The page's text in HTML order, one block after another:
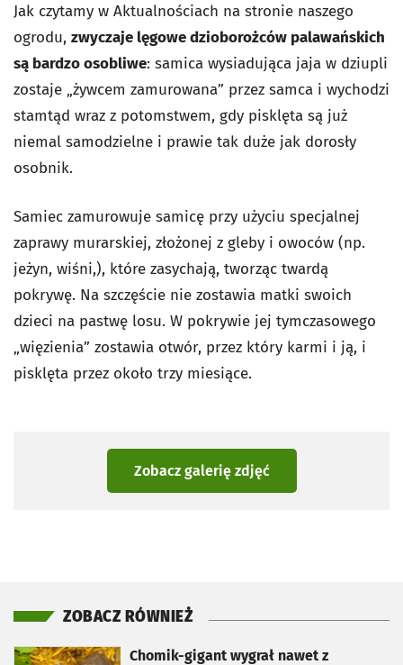
Jak czytamy w Aktualnościach na stronie naszego
ogrodu, zwyczaje lęgowe dzioborożców palawańskich
są bardzo osobliwe: samica wysiadująca jaja w dziupli
zostaje „żywcem zamurowana” przez samca i wychodzi
stamtąd wraz z potomstwem, gdy pisklęta są już
niemal samodzielne i prawie tak duże jak dorosły
osobnik.
Samiec zamurowuje samicę przy użyciu specjalnej
zaprawy murarskiej, złożonej z gleby i owoców (np.
jeżyn, wiśni,), które zasychają, tworząc twardą
pokrywę. Na szczęście nie zostawia matki swoich
dzieci na pastwę losu. W pokrywie jej tymczasowego
„więzienia” zostawia otwór, przez który karmi i ją, i
pisklęta przez około trzy miesiące.
Zobacz galerię zdjęć
ZOBACZ RÓWNIEŻ
Chomik-gigant wygrał nawet z
otworzy się w nowej karcie